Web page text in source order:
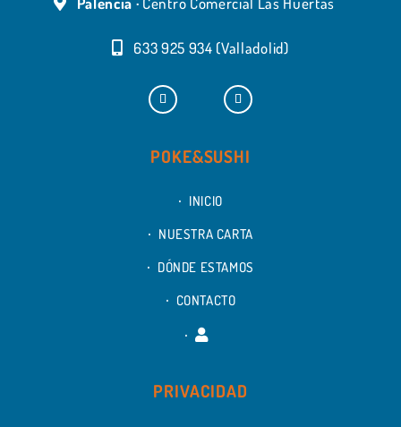
633 925 934 (Valladolid)
POKE&SUSHI
INICIO
NUESTRA CARTA
DÓNDE ESTAMOS
CONTACTO
PRIVACIDAD